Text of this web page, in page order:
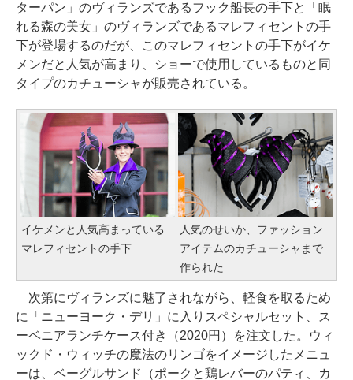
ターパン」のヴィランズであるフック船長の手下と「眠
れる森の美女」のヴィランズであるマレフィセントの手
下が登場するのだが、このマレフィセントの手下がイケ
メンだと人気が高まり、ショーで使用しているものと同
タイプのカチューシャが販売されている。
イケメンと人気高まっている
マレフィセントの手下
人気のせいか、ファッション
アイテムのカチューシャまで
作られた
次第にヴィランズに魅了されながら、軽食を取るため
に「ニューヨーク・デリ」に入りスペシャルセット、ス
ーベニアランチケース付き（2020円）を注文した。ウィ
ックド・ウィッチの魔法のリンゴをイメージしたメニュ
ーは、ベーグルサンド（ポークと鶏レバーのパティ、カ